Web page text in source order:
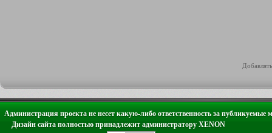
Администрация проекта не несет какую-либо ответственность за публикуемые
Дизайн сайта полностью принадлежит администратору XENON